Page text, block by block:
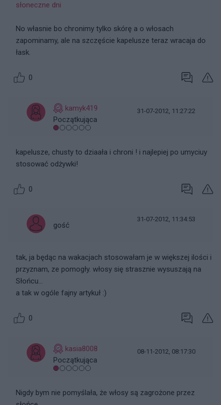
słoneczne dni
No własnie bo chronimy tylko skórę a o włosach
zapominamy, ale na szczęście kapelusze teraz wracaja do
łask.
0
kamyk419
Początkująca
31-07-2012, 11:27:22
kapelusze, chusty to dziaała i chroni ! i najlepiej po umyciuy
stosować odżywki!
0
gość
31-07-2012, 11:34:53
tak, ja będąc na wakacjach stosowałam je w większej ilości i
przyznam, ze pomogły. włosy się strasznie wysuszają na
Słońcu...
a tak w ogóle fajny artykuł :)
0
kasia8008
Początkująca
08-11-2012, 08:17:30
Nigdy bym nie pomyślała, że włosy są zagrożone przez